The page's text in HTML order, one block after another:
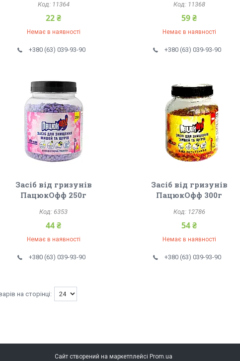
11364
22 ₴
Немає в наявності
+380 (63) 039-93-90
11368
59 ₴
Немає в наявності
+380 (63) 039-93-90
Засіб від гризунів
ПацюкОфф 250г
6353
44 ₴
Немає в наявності
+380 (63) 039-93-90
Засіб від гризунів
ПацюкОфф 300г
12786
54 ₴
Немає в наявності
+380 (63) 039-93-90
Сайт створений на маркетплейсі Prom.ua